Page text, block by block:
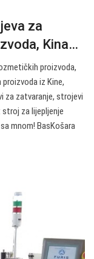
za
Kina…
proizvoda,
iz Kine,
za zatvaranje, strojevi
stroj za lijepljenje
mnom! BasKošara